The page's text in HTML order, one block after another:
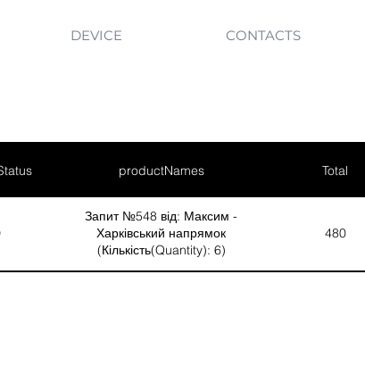
DEVICE CONTACTS
productNames Total
Запит №548 від: Максим -
Харківський напрямок
(Кількість(Quantity): 6)
480